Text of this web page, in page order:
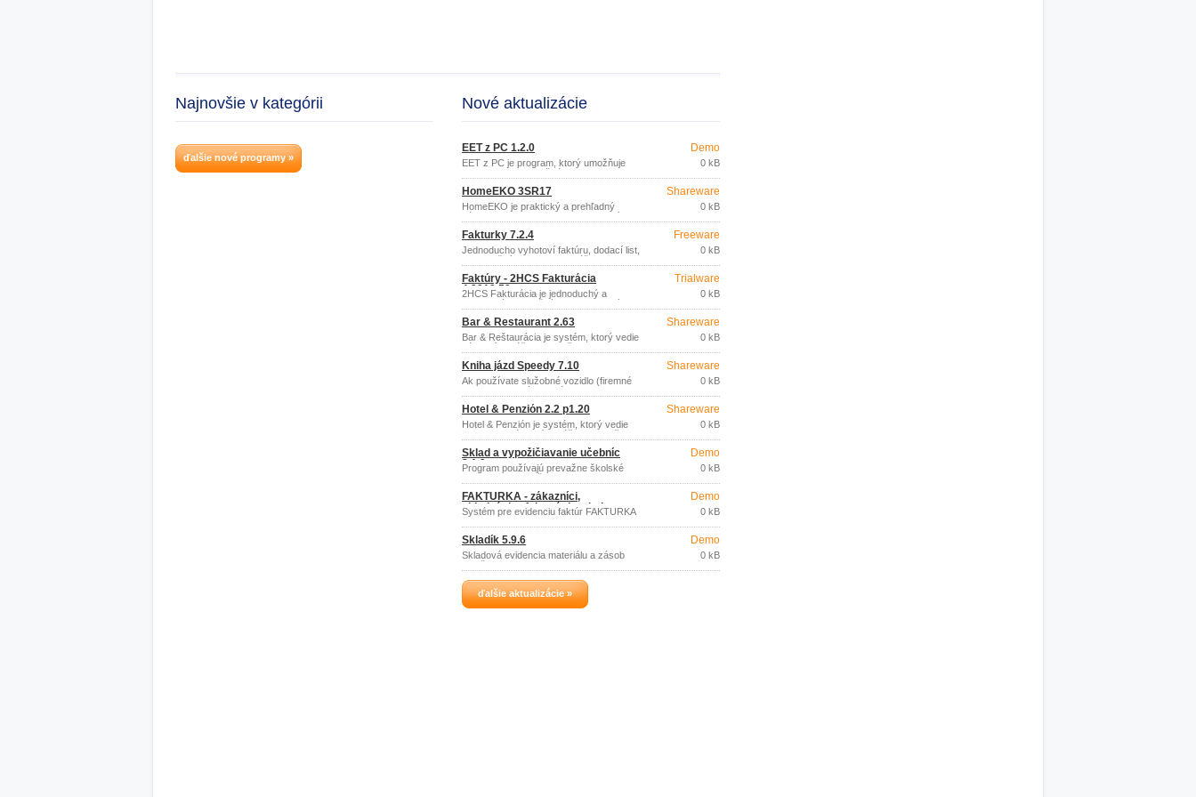
Najnovšie v kategórii
ďalšie nové programy »
Nové aktualizácie
EET z PC 1.2.0
EET z PC je program, ktorý umožňuje
odoslanie EET z bežného PC alebo
notebooku.
Demo
0 kB
HomeEKO 3SR17
HomeEKO je praktický a prehľadný
nástroj pre evidenciu (nielen) financií
domácnosti.
Shareware
0 kB
Fakturky 7.2.4
Jednoducho vyhotoví faktúru, dodací list,
pokladničný doklad bez zvláštnych
nárokov na znalosť výpočtovej techniky.
Freeware
0 kB
Faktúry - 2HCS Fakturácia
4.2019.59
2HCS Fakturácia je jednoduchý a
prehľadný fakturačný program, ktorý
poskytuje všetko potrebné na
spracovanie dokladov malej firmy alebo
živnostníka.
Trialware
0 kB
Bar & Restaurant 2.63
Bar & Reštaurácia je systém, ktorý vedie
zákaznícke účty, pokladňu a sklad
kdekoľvek, kde je zariadenie barového
typu.
Shareware
0 kB
Kniha jázd Speedy 7.10
Ak používate služobné vozidlo (firemné
vozidlo alebo súkromné ​​vozidlo na
firemné účely) a tým pádom potrebujete
evidovať knihu jázd, potom tento
program je pre vás vhodným riešením.
Shareware
0 kB
Hotel & Penzión 2.2 p1.20
Hotel & Penzión je systém, ktorý vedie
kompletne zákaznícke účty, pokladňu a
centrálnu správu hotela, alebo penziónu.
Shareware
0 kB
Sklad a vypožičiavanie učebníc
3.1.0
Program používajú prevažne školské
zariadenia aj menšie firmy.
Demo
0 kB
FAKTÚRKA - zákazníci,
objednávky, fakturácia, platby,
kniha jázd 7.19 START
Systém pre evidenciu faktúr FAKTURKA
dodávateľov, evidenciu vydaných a
prijatých faktúr, vrátane ich tlače,
preddefinovaných masiek, príjmových
pokladničných dokladov, knihy
pohľadávok a záväzkov, objednávky,
príkazy na úhradu, evidenciu skladu,
kniha jázd atď.
Demo
0 kB
Skladík 5.9.6
Skladová evidencia materiálu a zásob
menšieho rozsahu.
Demo
0 kB
ďalšie aktualizácie »